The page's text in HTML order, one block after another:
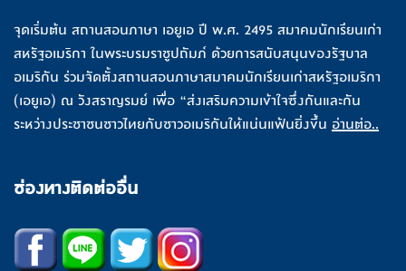
จุดเริ่มต้น สถานสอนภาษา เอยูเอ ปี พ.ศ. 2495 สมาคมนักเรียนเก่า
สหรัฐอเมริกา ในพระบรมราชูปถัมภ์ ด้วยการสนับสนุนของรัฐบาล
อเมริกัน ร่วมจัดตั้งสถานสอนภาษาสมาคมนักเรียนเก่าสหรัฐอเมริกา
(เอยูเอ) ณ วังสราญรมย์ เพื่อ “ส่งเสริมความเข้าใจซึ่งกันและกัน
ระหว่างประชาชนชาวไทยกับชาวอเมริกันให้แน่นแฟ้นยิ่งขึ้น อ่านต่อ..
ช่องทางติดต่ออื่น